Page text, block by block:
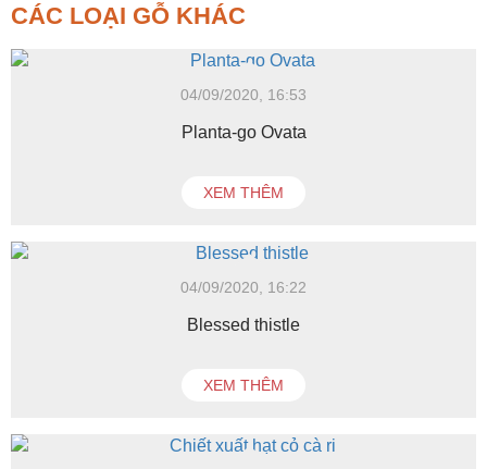
CÁC LOẠI GỖ KHÁC
04/09/2020, 16:53
Planta-go Ovata
XEM THÊM
04/09/2020, 16:22
Blessed thistle
XEM THÊM